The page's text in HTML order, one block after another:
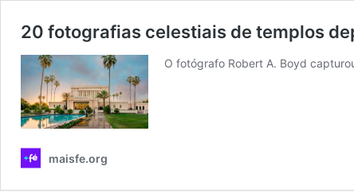
20 fotografias celestiais de templos
O fotógrafo Robert A. Boyd
maisfe.org